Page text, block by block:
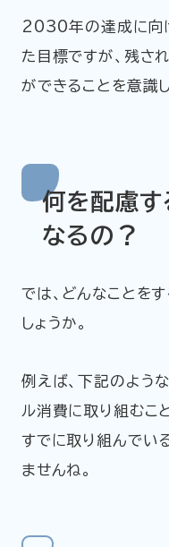
2030年の達成に向
た目標ですが、残さ
ができることを意識
何を配慮す
なるの ？
では、どんなことを
しょうか。
例えば、下記のよう
ル消費に取り組むこ
すでに取り組んでい
ませんね。